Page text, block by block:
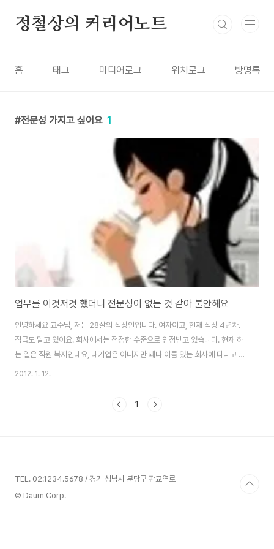
정철상의 커리어노트
홈 태그 미디어로그 위치로그 방명록
전문성 가지고 싶어요 1
업무를 이것저것 했더니 전문성이 없는 것 같아 불안해요
안녕하세요 교수님, 저는 28살의 직장인입니다. 여자이고, 현재 직장 4년차.
직급도 달고 있어요. 회사에서는 적정한 수준으로 인정받고 있습니다. 현재 하
는 일은 직원 복지인데요, 대기업은 아니지만 꽤나 이름 있는 회사에 다니고 있
습니다. 문제는 제 커리어가 꽤나 복잡하다는 것과, 제가 현재 하는 일이 어렵거
단하게 제 커리어를 말씀드릴게요. 1. 초기 입사 ~ 약 2년 : 마케팅 업무 - 중간
2012. 1. 12.
1
TEL. 02.1234.5678 / 경기 성남시 분당구 판교역로
© Daum Corp.